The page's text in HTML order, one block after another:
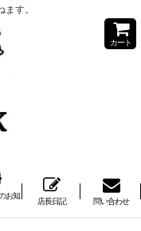
す。
カート
お知
店長日記 問い合わせ